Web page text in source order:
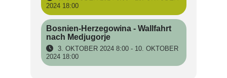
2024 18:00
Bosnien-Herzegowina - Wallfahrt
nach Medjugorje
3. OKTOBER 2024 8:00 - 10. OKTOBER
2024 18:00